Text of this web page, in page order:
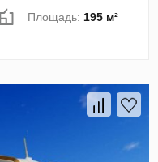
Площадь: 195 м²